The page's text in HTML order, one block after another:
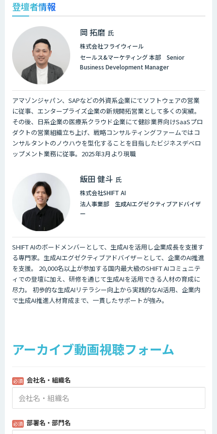
登壇者情報
岡 拓磨 氏
株式会社フライウィール
セールス&マーケティング 本部 Senior
Business Development Manager
アマゾンジャパン、SAPなどの外資系企業にてソフトウェアの営業
に従事、エンタープライズ企業の新規開拓営業として多くの実績。
その後、日系企業の医療系クラウド企業にて健診業界向けSaaSプロ
ダクトの営業組織立ち上げ、戦略コンサルティングファームではコ
ンサルタントのノウハウを型化することを目指したビジネスデベロ
ップメント業務に従事。2025年3月より現職
飯田 健斗 氏
株式会社SHIFT AI
法人事業部 生成AIエグゼクティブアドバイザ
ー
SHIFT AIのボードメンバーとして、生成AIを活用し企業成長を支援す
る専門家。生成AIエグゼクティブアドバイザーとして、企業のAI推進
を支援。 20,000名以上が参加する国内最大級のSHIFT AIコミュニテ
ィでの登壇に加え、研修を通じて生成AIを活用できる人材の育成に
尽力。 初歩的な生成AIリテラシー向上から実践的なAI活用、企業内
で生成AI推進人材育成まで、一貫したサポートが強み。